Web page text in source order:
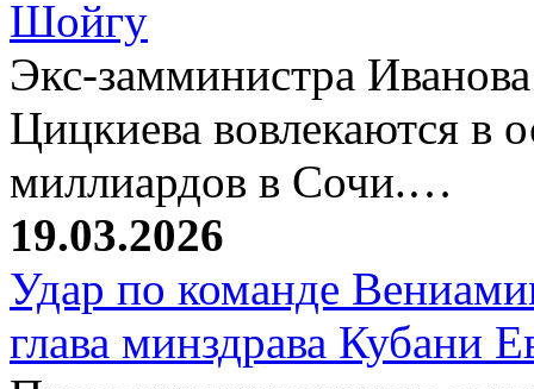
Шойгу
Экс-замминистра
Цицкиева вовлекаются в
миллиардов в Сочи.…
19.03.2026
Удар по команде
глава минздрава Кубани